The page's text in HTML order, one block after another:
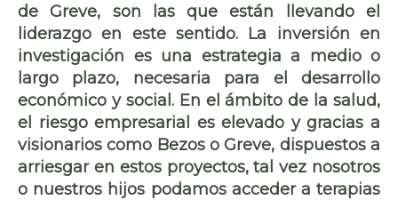
de Greve, son las que están llevando el
liderazgo en este sentido. La inversión en
investigación es una estrategia a medio o
largo plazo, necesaria para el desarrollo
económico y social. En el ámbito de la salud,
el riesgo empresarial es elevado y gracias a
visionarios como Bezos o Greve, dispuestos a
arriesgar en estos proyectos, tal vez nosotros
o nuestros hijos podamos acceder a terapias